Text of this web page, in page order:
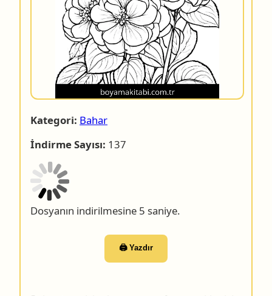
Kategori: Bahar
İndirme Sayısı: 137
Dosyanın indirilmesine 4 saniye.